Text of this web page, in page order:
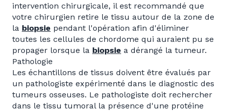
intervention chirurgicale, il est recommandé que
votre chirurgien retire le tissu autour de la zone de
la biopsie pendant l'opération afin d'éliminer
toutes les cellules de chordome qui auraient pu se
propager lorsque la biopsie a dérangé la tumeur.
Pathologie
Les échantillons de tissus doivent être évalués par
un pathologiste expérimenté dans le diagnostic des
tumeurs osseuses. Le pathologiste doit rechercher
dans le tissu tumoral la présence d'une protéine